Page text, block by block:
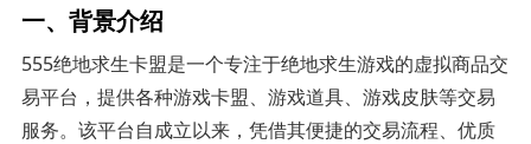
一、背景介绍
555绝地求生卡盟是一个专注于绝地求生游戏的虚拟商品交
易平台，提供各种游戏卡盟、游戏道具、游戏皮肤等交易
服务。该平台自成立以来，凭借其便捷的交易流程、优质